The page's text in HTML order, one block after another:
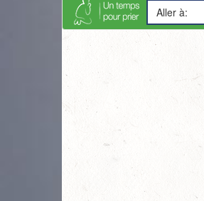
Aller à: